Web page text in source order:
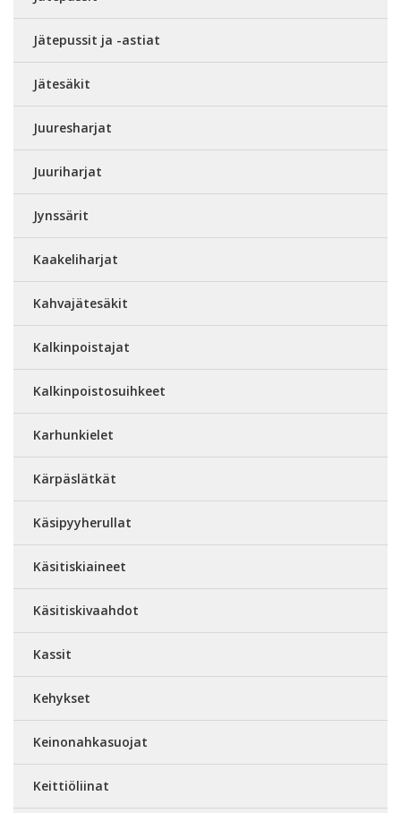
Jätepussit ja -astiat
Jätesäkit
Juuresharjat
Juuriharjat
Jynssärit
Kaakeliharjat
Kahvajätesäkit
Kalkinpoistajat
Kalkinpoistosuihkeet
Karhunkielet
Kärpäslätkät
Käsipyyherullat
Käsitiskiaineet
Käsitiskivaahdot
Kassit
Kehykset
Keinonahkasuojat
Keittiöliinat